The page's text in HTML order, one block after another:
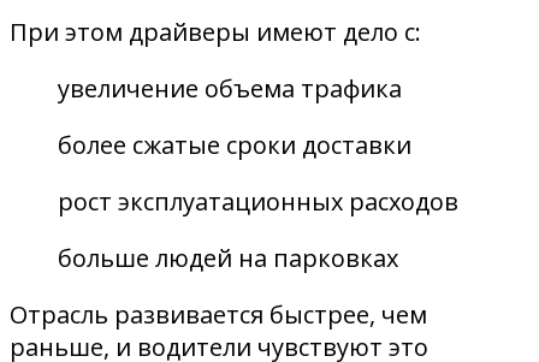
При этом драйверы имеют дело с:
увеличение объема трафика
более сжатые сроки доставки
рост эксплуатационных расходов
больше людей на парковках
Отрасль развивается быстрее, чем
раньше, и водители чувствуют это